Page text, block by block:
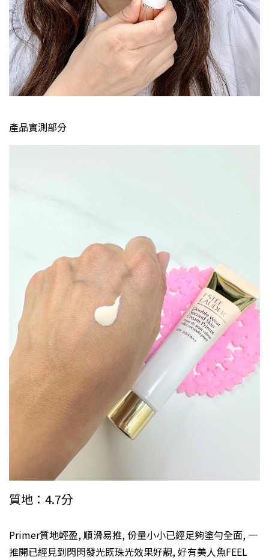
產品實測部分
質地：4.7分
Primer質地輕盈, 順滑易推, 份量小小已經足夠塗勻全面, 一
推開已經見到閃閃發光既珠光效果好靚, 好有美人魚FEEL